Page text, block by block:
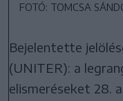
FOTÓ: TOMCSA
Bejelentette
(UNITER): a
elismeréseket 28.